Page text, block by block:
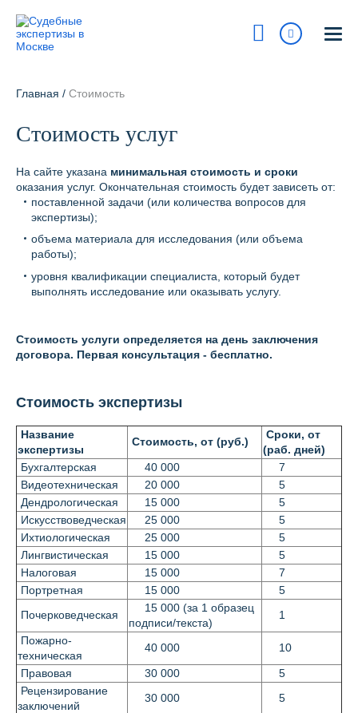
8 800 700-15-97
Получить консультацию
info@pravur.ru
Стоимость
Вопрос-ответ
О нас
Главная / Стоимость
Стоимость услуг
На сайте указана минимальная стоимость и сроки
оказания услуг. Окончательная стоимость будет зависеть от:
поставленной задачи (или количества вопросов для
экспертизы);
объема материала для исследования (или объема
работы);
уровня квалификации специалиста, который будет
выполнять исследование или оказывать услугу.
Стоимость услуги определяется на день заключения
договора. Первая консультация - бесплатно.
Стоимость экспертизы
Название
экспертизы
Стоимость, от (руб.)
Сроки, от
(раб. дней)
Бухгалтерская
40 000
7
Видеотехническая
20 000
5
Дендрологическая
15 000
5
Искусствоведческая
25 000
5
Ихтиологическая
25 000
5
Лингвистическая
15 000
5
Налоговая
15 000
7
Портретная
15 000
5
Почерковедческая
15 000 (за 1 образец
подписи/текста)
1
Пожарно-
техническая
40 000
10
Правовая
30 000
5
Рецензирование
заключений
30 000
5